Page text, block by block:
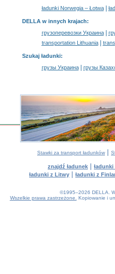
ładunki Norwegia – Łotwa|
DELLA w innych krajach:
грузоперевозки Украина|
transportation Lithuania|
Szukaj ładunki:
грузы Украина| грузы
Stawki za transport ładunków |
znajdź ładunek |
ładunki z Litwy | ładunki z
©1995–2026 DELLA.
Wszelkie prawa zastrzeżone.
Kopiowanie i